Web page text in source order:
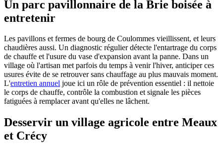
Un parc pavillonnaire de la Brie boisée à
entretenir
Les pavillons et fermes de bourg de Coulommes vieillissent, et leurs
chaudières aussi. Un diagnostic régulier détecte l'entartrage du corps
de chauffe et l'usure du vase d'expansion avant la panne. Dans un
village où l'artisan met parfois du temps à venir l'hiver, anticiper ces
usures évite de se retrouver sans chauffage au plus mauvais moment.
L'entretien annuel joue ici un rôle de prévention essentiel : il nettoie
le corps de chauffe, contrôle la combustion et signale les pièces
fatiguées à remplacer avant qu'elles ne lâchent.
Desservir un village agricole entre Meaux
et Crécy